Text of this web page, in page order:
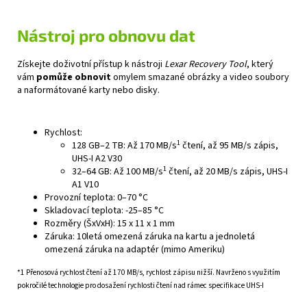
Nástroj pro obnovu dat
Získejte doživotní přístup k nástroji Lexar Recovery Tool, který
vám pomůže obnovitomylem smazané obrázky a video soubory
a naformátované karty nebo disky.
Rychlost:
128 GB–2 TB: Až 170 MB/s1 čtení, až 95 MB/s zápis,
UHS-I A2 V30
32–64 GB: Až 100 MB/s1 čtení, až 20 MB/s zápis, UHS-I
A1 V10
Provozní teplota: 0–70 °C
Skladovací teplota: -25–85 °C
Rozměry (ŠxVxH): 15 x 11 x 1 mm
Záruka: 10letá omezená záruka na kartu a jednoletá
omezená záruka na adaptér (mimo Ameriku)
*1 Přenosová rychlost čtení až 170 MB/s, rychlost zápisu nižší. Navrženo s využitím
pokročilé technologie pro dosažení rychlosti čtení nad rámec specifikace UHS-I